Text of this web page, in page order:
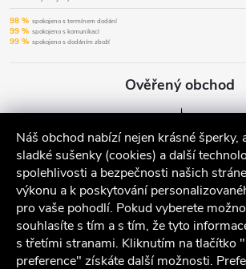
Náš obchod nabízí nejen krásné šperky,
sladké sušenky (cookies) a další
spolehlivosti a bezpečnosti našich
výkonu a k poskytování
pro vaše pohodlí. Pokud vyberete
souhlasíte s tím a s tím, že tyto
s třetími stranami. Kliknutím na tlačítko
preference" získáte další možnosti.
98 % spokojeno s termínem dodání
99 % spokojeno s komunikací
99 % spokojeno s dodáním zboží
Ověřený obchod